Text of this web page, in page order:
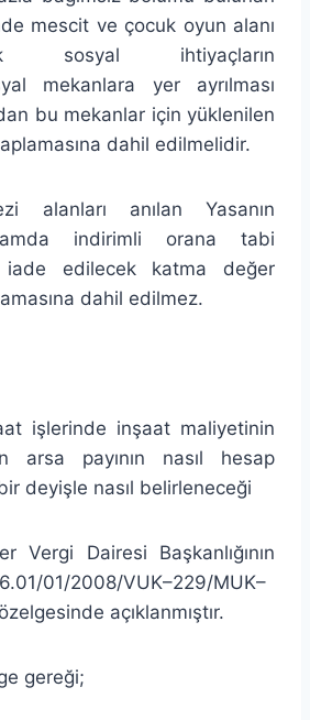
mescit ve çocuk oyun alanı
sosyal ihtiyaçların
mekanlara yer ayrılması
bu mekanlar için yüklenilen
dahil edilmelidir.
alanları anılan Yasanın
indirimli orana tabi
edilecek katma değer
dahil edilmez.
işlerinde inşaat maliyetinin
arsa payının nasıl hesap
deyişle nasıl belirleneceği
Vergi Dairesi Başkanlığının
01/2008/VUK–229/MUK–
açıklanmıştır.
gereği;